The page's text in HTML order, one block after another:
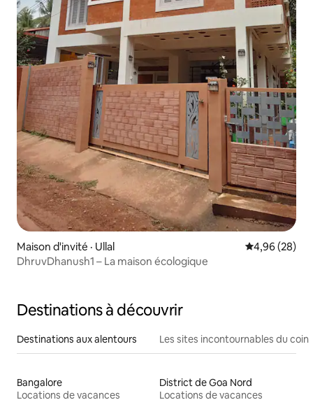
Maison d'invité · Ullal Note
4,96 (28)
DhruvDhanush1 – La maison écologique
Destinations à découvrir
Destinations aux alentours Les sites incontournables du coin
Bangalore
Locations de vacances
District de Goa Nord
Locations de vacances